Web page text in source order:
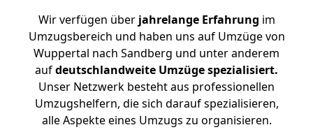
Wir verfügen überjahrelange Erfahrung im
Umzugsbereich und haben uns auf Umzüge von
Wuppertal nach Sandberg und unter anderem
aufdeutschlandweite Umzüge spezialisiert.
Unser Netzwerk besteht aus professionellen
Umzugshelfern, die sich darauf spezialisieren,
alle Aspekte eines Umzugs zu organisieren.